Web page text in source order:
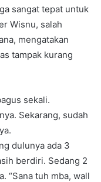
sangat tepat untuk
Wisnu, salah
mengatakan
tampak kurang
sekali.
Sekarang, sudah
dulunya ada 3
berdiri. Sedang 2
“Sana tuh mba, wall